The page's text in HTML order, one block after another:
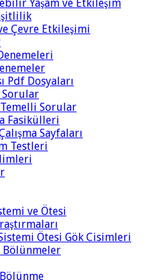
Yaşam ve Etkileşim
Çevre Etkileşimi
Pdf Dosyaları
Sorular
Sorular
Fasikülleri
Sayfaları
Testleri
ve Ötesi
Ötesi Gök Cisimleri
Bölünmeler